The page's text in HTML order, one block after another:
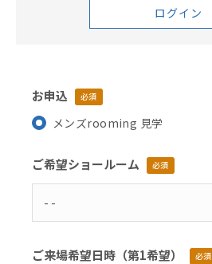
ログイン
お申込 必須
メンズrooming 見学
ご希望ショールーム 必須
ご来場希望日時（第1希望） 必須